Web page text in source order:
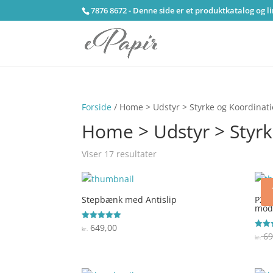
7876 8672 - Denne side er et produktkatalog
Forside / Home > Udstyr > Styrke og
Home > Udstyr >
Viser 17 resultater
Stepbænk med Antislip
Vurderet
5
kr. 649,00
P2I
4.2
kr.